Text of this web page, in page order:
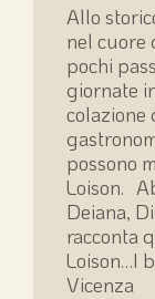
Allo
nel cuore
pochi
giornate
colazione
possono
Loison.
Deiana,
racconta
Loison…I
Vicenza